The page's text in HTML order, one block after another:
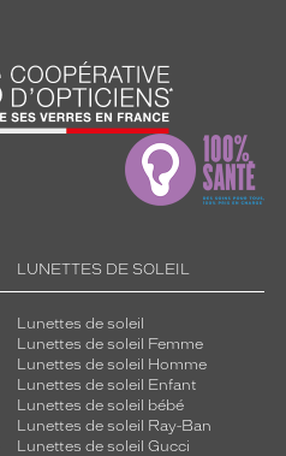
LUNETTES DE SOLEIL
Lunettes de soleil
Lunettes de soleil Femme
Lunettes de soleil Homme
Lunettes de soleil Enfant
Lunettes de soleil bébé
Lunettes de soleil Ray-Ban
Lunettes de soleil Gucci